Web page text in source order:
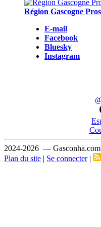
Région Gascogne
E-mail
Facebook
Bluesky
Instagram
2024-2026 —
Plan du site | Se connecter|